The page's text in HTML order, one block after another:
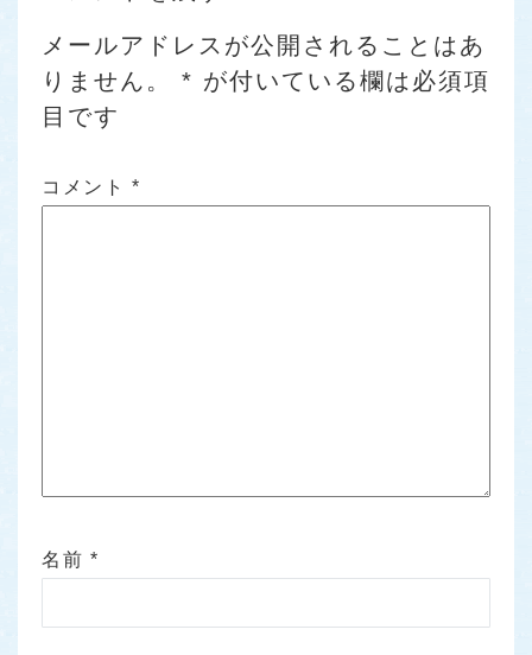
メールアドレスが公開されることはあ
りません。
* が付いている欄は必須項
目です
コメント *
名前 *